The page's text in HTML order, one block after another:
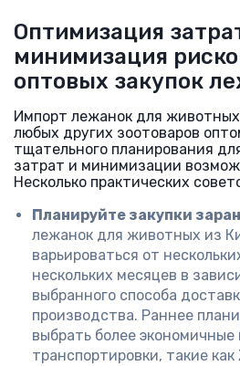
Оптимизация
минимизация
оптовых закупок
Импорт лежанок для животных
любых других зоотоваров
тщательного планирования
затрат и минимизации
Несколько практических
Планируйте закупки
лежанок для животных из
варьироваться от
нескольких месяцев в
выбранного способа
производства. Раннее
выбрать более
транспортировки, такие